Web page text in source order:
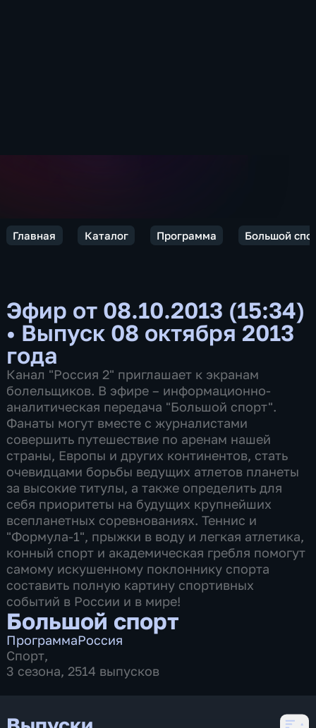
Главная Каталог Программа Большой
Эфир от 08.10.2013 (15:34)
• Выпуск 08 октября 2013
года
Канал "Россия 2" приглашает к экранам
болельщиков. В эфире – информационно-
аналитическая передача "Большой спорт".
Фанаты могут вместе с журналистами
совершить путешествие по аренам нашей
страны, Европы и других континентов, стать
очевидцами борьбы ведущих атлетов планеты
за высокие титулы, а также определить для
себя приоритеты на будущих крупнейших
всепланетных соревнованиях. Теннис и
"Формула-1", прыжки в воду и легкая атлетика,
конный спорт и академическая гребля помогут
самому искушенному поклоннику спорта
составить полную картину спортивных
событий в России и в мире!
Большой спорт
ПрограммаРоссия
Спорт,
3 сезона, 2514 выпусков